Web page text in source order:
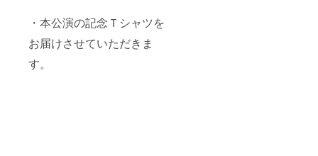
・本公演の記念Ｔシャツを
お届けさせていただきま
す。